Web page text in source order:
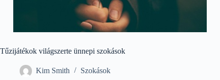
Tűzijátékok világszerte ünnepi szokások
Kim Smith Szokások